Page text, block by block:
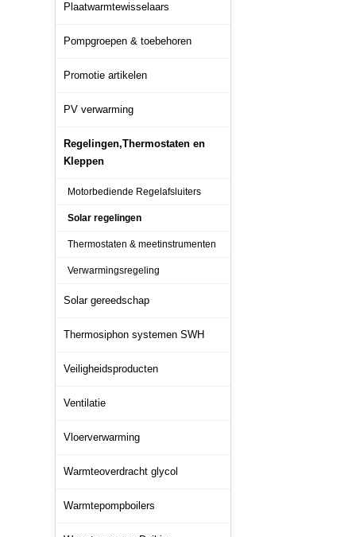
Plaatwarmtewisselaars
Pompgroepen & toebehoren
Promotie artikelen
PV verwarming
Regelingen,Thermostaten en
Kleppen
Motorbediende Regelafsluiters
Solar regelingen
Thermostaten & meetinstrumenten
Verwarmingsregeling
Solar gereedschap
Thermosiphon systemen SWH
Veiligheidsproducten
Ventilatie
Vloerverwarming
Warmteoverdracht glycol
Warmtepompboilers